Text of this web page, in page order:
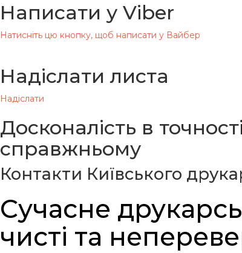
Написати у Viber
Натисніть цю кнопку, щоб написати у Вайбер
Надіслати листа
Надіслати
Досконалість в
справжньому
Контакти Київського
Сучасне
чисті та